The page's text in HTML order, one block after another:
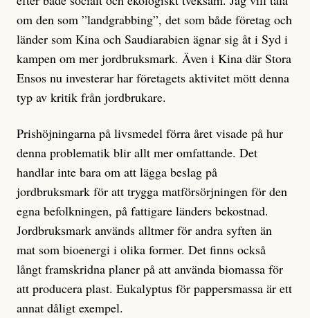
om den som ”landgrabbing”, det som både företag och
länder som Kina och Saudiarabien ägnar sig åt i Syd i
kampen om mer jordbruksmark. Även i Kina där Stora
Ensos nu investerar har företagets aktivitet mött denna
typ av kritik från jordbrukare.
Prishöjningarna på livsmedel förra året visade på hur
denna problematik blir allt mer omfattande. Det
handlar inte bara om att lägga beslag på
jordbruksmark för att trygga matförsörjningen för den
egna befolkningen, på fattigare länders bekostnad.
Jordbruksmark används alltmer för andra syften än
mat som bioenergi i olika former. Det finns också
långt framskridna planer på att använda biomassa för
att producera plast. Eukalyptus för pappersmassa är ett
annat dåligt exempel.